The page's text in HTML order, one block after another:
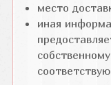
место
иная